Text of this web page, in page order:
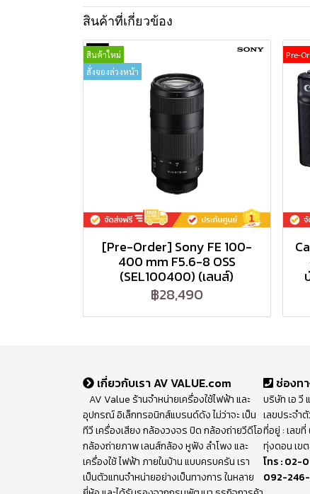
สินค้าที่เกี่ยวข้อง
สินค้าใหม่
สั่งจองล่วงหน้า
[Pre-Order] Sony FE 100-
400 mm F5.6-8 OSS
(SEL100400) (เลนส์)
฿28,490
Pre-
เกี่ยวกับเรา AV VALUE.com
AV Value ร้านจำหน่ายเครื่องใช้ไฟฟ้า และ
อุปกรณ์ อิเล็กทรอนิกส์แบรนด์ดัง ไม่ว่าจะ เป็น
ทีวี เครื่องเสียง กล้องวงจร ปิด กล้องถ่ายวีดีโอ
กล้องถ่ายภาพ เลนส์กล้อง หูฟัง ลำโพง และ
เครื่องใช้ ไฟฟ้า ภายในบ้าน แบบครบครัน เรา
เป็นตัวแทนจำหน่ายอย่างเป็นทางการ ในหลาย
ช่องท
บริษัท เอ วี
เลขประจำ
ที่อยู่ : เลข
ทุ่งดอน เข
โทร :02-
092-